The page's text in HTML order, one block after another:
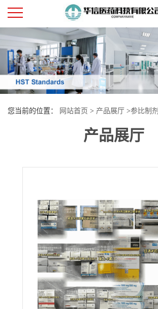
公
司
首
页
司
您当前的位置： 网站首页 > 产品展厅 >参比制剂
产品展厅